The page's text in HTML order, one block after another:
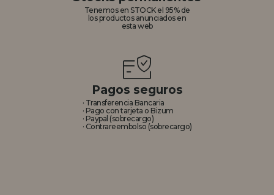
Tenemos en STOCK el 95% de
los productos anunciados en
esta web
Pagos seguros
· Transferencia Bancaria
· Pago con tarjeta o Bizum
· Paypal (sobrecargo)
· Contrareembolso (sobrecargo)